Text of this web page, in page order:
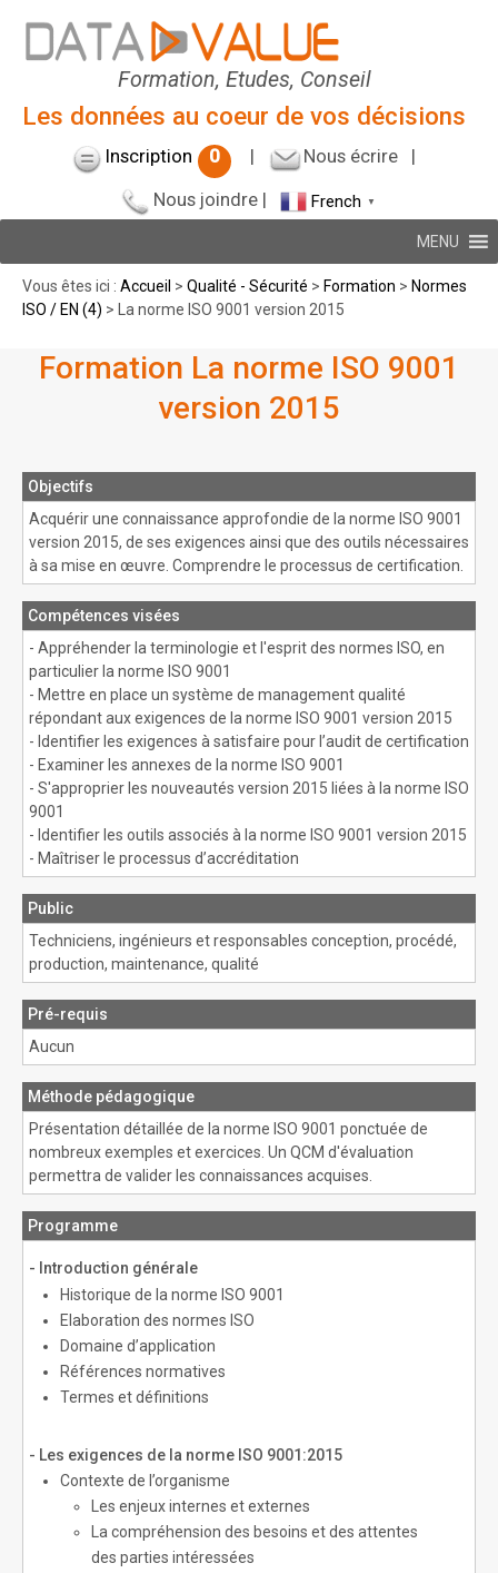
Formation, Etudes, Conseil
Les données au coeur de vos décisions
Inscription 0 | Nous écrire|
Nous joindre| French ▼
MENU
Vous êtes ici : Accueil > Qualité - Sécurité > Formation > Normes
ISO / EN (4) > La norme ISO 9001 version 2015
Formation La norme ISO 9001
version 2015
Objectifs
Acquérir une connaissance approfondie de la norme ISO 9001
version 2015, de ses exigences ainsi que des outils nécessaires
à sa mise en œuvre. Comprendre le processus de certification.
Compétences visées
- Appréhender la terminologie et l'esprit des normes ISO, en
particulier la norme ISO 9001
- Mettre en place un système de management qualité
répondant aux exigences de la norme ISO 9001 version 2015
- Identifier les exigences à satisfaire pour l’audit de certification
- Examiner les annexes de la norme ISO 9001
- S'approprier les nouveautés version 2015 liées à la norme ISO
9001
- Identifier les outils associés à la norme ISO 9001 version 2015
- Maîtriser le processus d’accréditation
Public
Techniciens, ingénieurs et responsables conception, procédé,
production, maintenance, qualité
Pré-requis
Aucun
Méthode pédagogique
Présentation détaillée de la norme ISO 9001 ponctuée de
nombreux exemples et exercices. Un QCM d'évaluation
permettra de valider les connaissances acquises.
Programme
- Introduction générale
Historique de la norme ISO 9001
Elaboration des normes ISO
Domaine d’application
Références normatives
Termes et définitions
- Les exigences de la norme ISO 9001:2015
Contexte de l’organisme
Les enjeux internes et externes
La compréhension des besoins et des attentes
des parties intéressées